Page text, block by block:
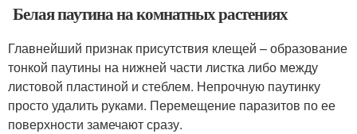
Белая паутина на комнатных растениях
Главнейший признак присутствия клещей – образование
тонкой паутины на нижней части листка либо между
листовой пластиной и стеблем. Непрочную паутинку
просто удалить руками. Перемещение паразитов по ее
поверхности замечают сразу.